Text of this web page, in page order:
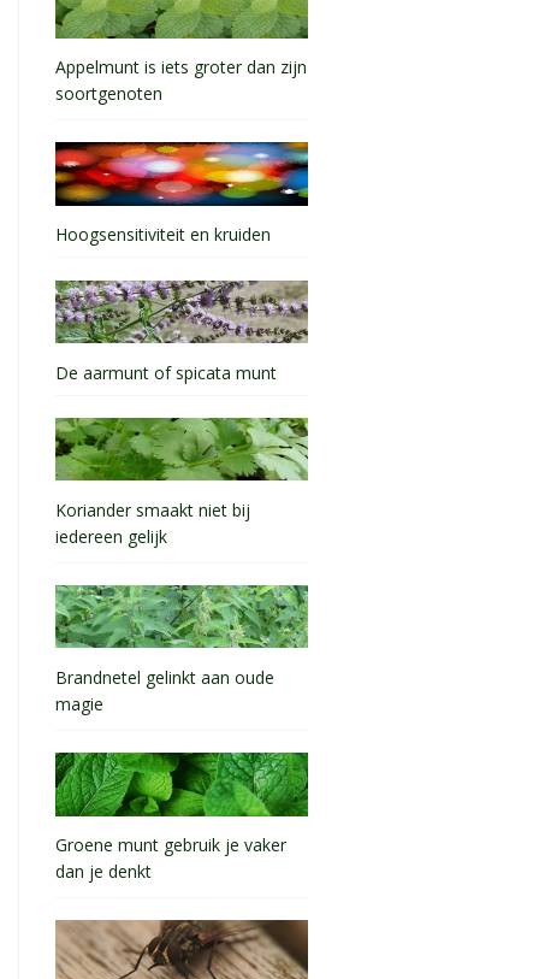
Appelmunt is iets groter dan zijn
soortgenoten
Hoogsensitiviteit en kruiden
De aarmunt of spicata munt
Koriander smaakt niet bij
iedereen gelijk
Brandnetel gelinkt aan oude
magie
Groene munt gebruik je vaker
dan je denkt